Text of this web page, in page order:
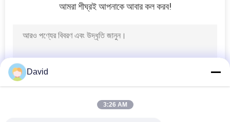
গাড়ী ব্রেক প্যাড
আমরা শীঘ্রই আপনাকে আবার কল করব!
David
3:26 AM